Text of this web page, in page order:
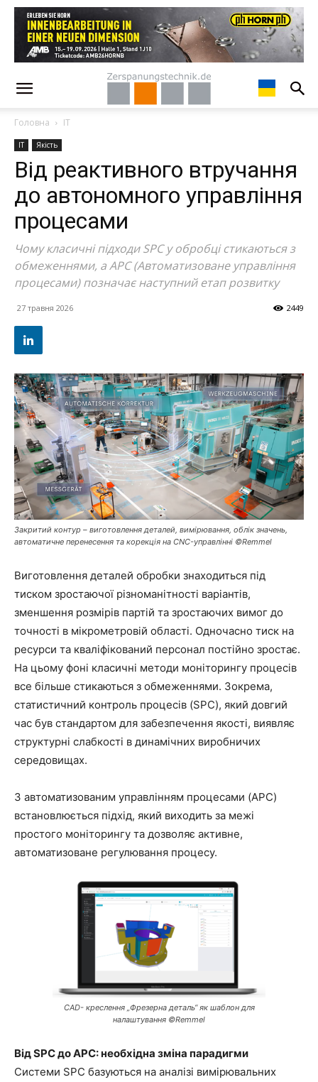
Головна ІТ
ІТ Якість
Від реактивного втручання
до автономного управління
процесами
Чому класичні підходи SPC у обробці стикаються з
обмеженнями, а APC (Автоматизоване управління
процесами) позначає наступний етап розвитку
27 травня 2026 2449
Закритий контур – виготовлення деталей, вимірювання, облік значень,
автоматичне перенесення та корекція на CNC-управлінні ©Remmel
Виготовлення деталей обробки знаходиться під
тиском зростаючої різноманітності варіантів,
зменшення розмірів партій та зростаючих вимог до
точності в мікрометровій області. Одночасно тиск на
ресурси та кваліфікований персонал постійно зростає.
На цьому фоні класичні методи моніторингу процесів
все більше стикаються з обмеженнями. Зокрема,
статистичний контроль процесів (SPC), який довгий
час був стандартом для забезпечення якості, виявляє
структурні слабкості в динамічних виробничих
середовищах.
З автоматизованим управлінням процесами (APC)
встановлюється підхід, який виходить за межі
простого моніторингу та дозволяє активне,
автоматизоване регулювання процесу.
CAD- креслення „Фрезерна деталь“ як шаблон для
налаштування ©Remmel
Від SPC до APC: необхідна зміна парадигми
Системи SPC базуються на аналізі вимірювальних